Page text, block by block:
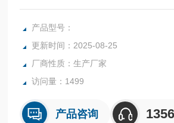
叶，食品、肉类以及纺织，农林、造纸
行业中的实验室与生产过程中。同时满足
司始终立志于为用户提供多用途，多性能
打造快速，准确，物超所值的水分测定仪**
产品型号：
更新时间：2025-08-25
厂商性质：生产厂家
访问量：1499
产品咨询